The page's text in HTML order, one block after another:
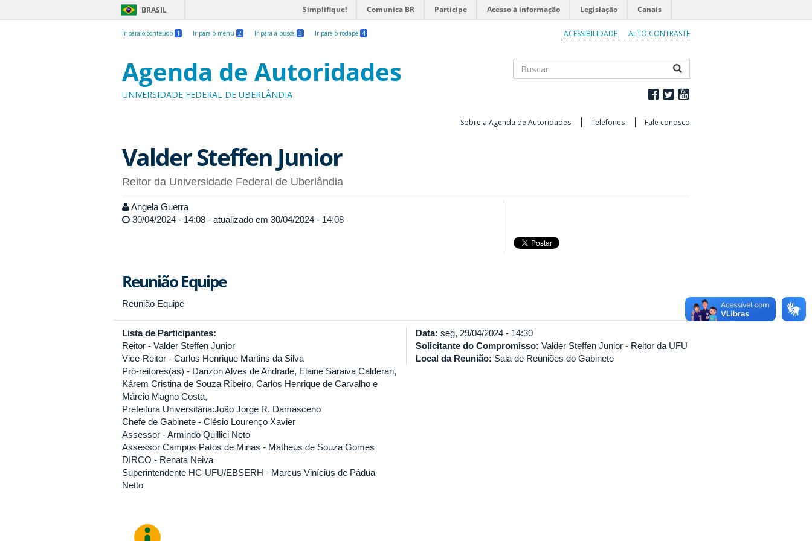
BRASIL Simplifique! Comunica BR Participe Acesso à informação Legislação Canais
Ir para o conteúdo 1 Ir para o menu 2 Ir para a busca 3 Ir para o rodapé 4 ACESSIBILIDADE ALTO CONTRASTE
Agenda de Autoridades
UNIVERSIDADE FEDERAL DE UBERLÂNDIA
Sobre a Agenda de Autoridades Telefones Fale conosco
Valder Steffen Junior
Reitor da Universidade Federal de Uberlândia
Angela Guerra
30/04/2024 - 14:08 - atualizado em 30/04/2024 - 14:08
Reunião Equipe
Reunião Equipe
Lista de Participantes:
Reitor - Valder Steffen Junior
Vice-Reitor - Carlos Henrique Martins da Silva
Pró-reitores(as) - Darizon Alves de Andrade, Elaine Saraiva Calderari,
Kárem Cristina de Souza Ribeiro, Carlos Henrique de Carvalho e
Márcio Magno Costa,
Prefeitura Universitária:João Jorge R. Damasceno
Chefe de Gabinete - Clésio Lourenço Xavier
Assessor - Armindo Quillici Neto
Assessor Campus Patos de Minas - Matheus de Souza Gomes
DIRCO - Renata Neiva
Superintendente HC-UFU/EBSERH - Marcus Vinícius de Pádua
Netto
Data: seg, 29/04/2024 - 14:30
Solicitante do Compromisso: Valder Steffen Junior - Reitor da UFU
Local da Reunião: Sala de Reuniões do Gabinete